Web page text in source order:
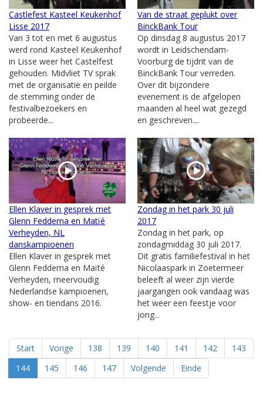
Castlefest Kasteel Keukenhof
Lisse 2017
Van 3 tot en met 6 augustus
werd rond Kasteel Keukenhof
in Lisse weer het Castelfest
gehouden. Midvliet TV sprak
met de organisatie en peilde
de stemming onder de
festivalbezoekers en
probeerde...
Van de straat geplukt over
BinckBank Tour
Op dinsdag 8 augustus 2017
wordt in Leidschendam-
Voorburg de tijdrit van de
BinckBank Tour verreden.
Over dit bijzondere
evenement is de afgelopen
maanden al heel wat gezegd
en geschreven....
Ellen Klaver in gesprek met
Glenn Feddema en Matïé
Verheyden, NL
danskampioenen
Ellen Klaver in gesprek met
Glenn Feddema en Maïté
Verheyden, meervoudig
Nederlandse kampioenen,
show- en tiendans 2016.
Zondag in het park 30 juli
2017
Zondag in het park, op
zondagmiddag 30 juli 2017.
Dit gratis familiefestival in het
Nicolaaspark in Zoetermeer
beleeft al weer zijn vierde
jaargangen ook vandaag was
het weer een feestje voor
jong...
Start Vorige 138 139 140 141 142
143
144
145 146 147 Volgende Einde